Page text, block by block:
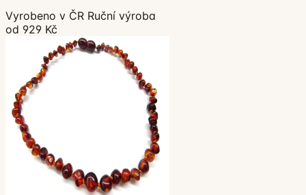
Vyrobeno v ČR Ruční výroba
od 929 Kč